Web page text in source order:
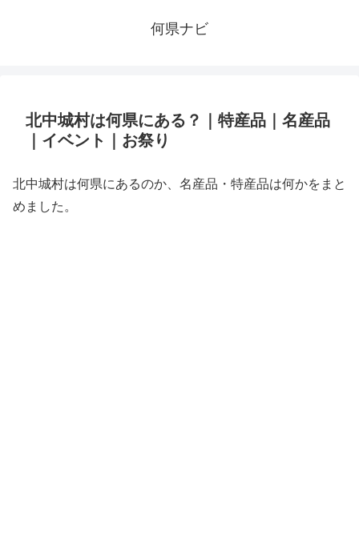
何県ナビ
北中城村は何県にある？｜特産品｜名産品
｜イベント｜お祭り
北中城村は何県にあるのか、名産品・特産品は何かをまと
めました。